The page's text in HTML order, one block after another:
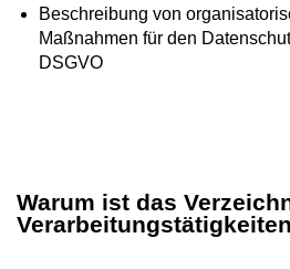
Beschreibung von
Maßnahmen für den
DSGVO
Warum ist das